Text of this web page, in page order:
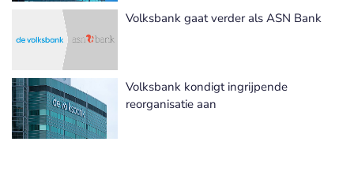
Volksbank gaat verder als ASN Bank
Volksbank kondigt ingrijpende
reorganisatie aan